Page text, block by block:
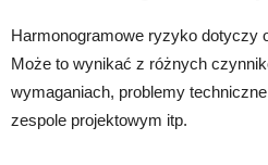
Harmonogramowe ryzyko dotyczy
Może to wynikać z różnych
wymaganiach, problemy
zespole projektowym itp.